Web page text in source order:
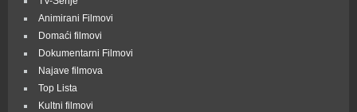
Animirani Filmovi
Domaći filmovi
Dokumentarni Filmovi
Najave filmova
Top Lista
Kultni filmovi